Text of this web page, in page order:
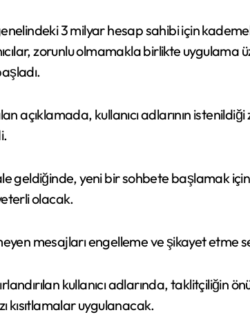
3 milyar hesap sahibi için
zorunlu olmamakla birlikte uygulama
açıklamada, kullanıcı adlarının
geldiğinde, yeni bir sohbete başlamak
olacak.
mesajları engelleme ve şikayet etme
kullanıcı adlarında, taklitçiliğin
kısıtlamalar uygulanacak.